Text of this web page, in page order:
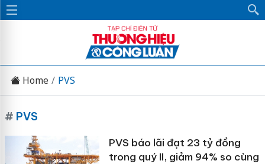
Home PVS
# PVS
PVS báo lãi đạt 23 tỷ đồng
trong quý II, giảm 94% so cùng